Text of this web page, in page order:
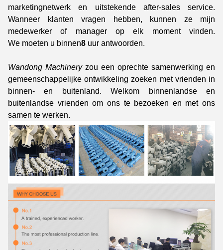
marketingnetwerk en uitstekende after-sales service.
Wanneer klanten vragen hebben, kunnen ze mijn
medewerker of manager op elk moment vinden.
We moeten u binnen8 uur antwoorden.
Wandong Machineryzou een oprechte samenwerking en
gemeenschappelijke ontwikkeling zoeken met vrienden in
binnen- en buitenland. Welkom binnenlandse en
buitenlandse vrienden om ons te bezoeken en met ons
samen te werken.